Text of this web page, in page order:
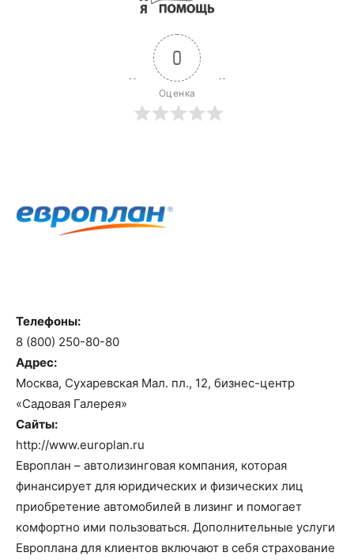
0
Оценка
Телефоны:
8 (800) 250-80-80
Адрес:
Москва, Сухаревская Мал. пл., 12, бизнес-центр
«Садовая Галерея»
Сайты:
http://www.europlan.ru
Европлан – автолизинговая компания, которая
финансирует для юридических и физических лиц
приобретение автомобилей в лизинг и помогает
комфортно ими пользоваться. Дополнительные услуги
Европлана для клиентов включают в себя страхование